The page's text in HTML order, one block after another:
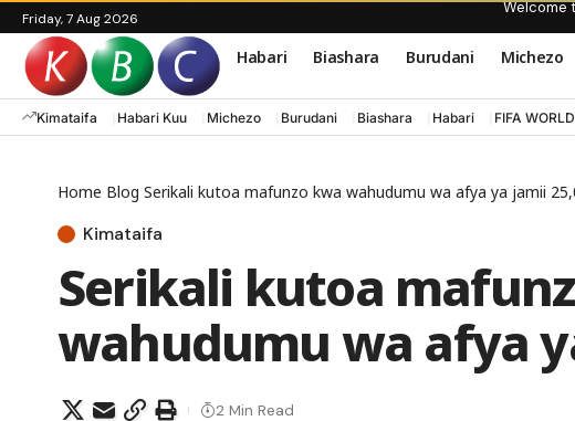
Friday, 7 Aug 2026
Welcome
Habari Biashara Burudani Michezo
Kimataifa Habari Kuu Michezo Burudani Biashara Habari FIFA
Home Blog Serikali kutoa mafunzo kwa wahudumu wa afya ya jamii
Kimataifa
Serikali kutoa
wahudumu wa afya
2 Min Read